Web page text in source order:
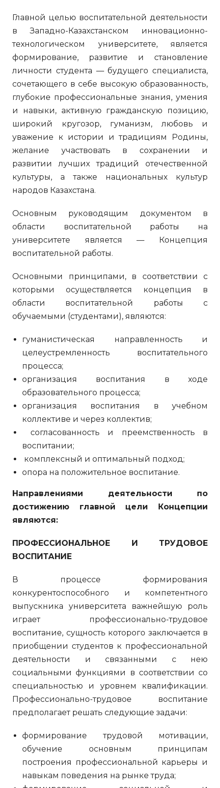
Главной целью воспитательной деятельности
в Западно-Казахстанском инновационно-
технологическом университете, является
формирование, развитие и становление
личности студента — будущего специалиста,
сочетающего в себе высокую образованность,
глубокие профессиональные знания, умения
и навыки, активную гражданскую позицию,
широкий кругозор, гуманизм, любовь и
уважение к истории и традициям Родины,
желание участвовать в сохранении и
развитии лучших традиций отечественной
культуры, а также национальных культур
народов Казахстана.
Основным руководящим документом в
области воспитательной работы на
университете является — Концепция
воспитательной работы.
Основными принципами, в соответствии с
которыми осуществляется концепция в
области воспитательной работы с
обучаемыми (студентами), являются:
гуманистическая направленность и
целеустремленность воспитательного
процесса;
организация воспитания в ходе
образовательного процесса;
организация воспитания в учебном
коллективе и через коллектив;
согласованность и преемственность в
воспитании;
комплексный и оптимальный подход;
опора на положительное воспитание.
Направлениями деятельности по
достижению главной цели Концепции
являются:
ПРОФЕССИОНАЛЬНОЕ И ТРУДОВОЕ
ВОСПИТАНИЕ
В процессе формирования
конкурентоспособного и компетентного
выпускника университета важнейшую роль
играет профессионально-трудовое
воспитание, сущность которого заключается в
приобщении студентов к профессиональной
деятельности и связанными с нею
социальными функциями в соответствии со
специальностью и уровнем квалификации.
Профессионально-трудовое воспитание
предполагает решать следующие задачи:
формирование трудовой мотивации,
обучение основным принципам
построения профессиональной карьеры и
навыкам поведения на рынке труда;